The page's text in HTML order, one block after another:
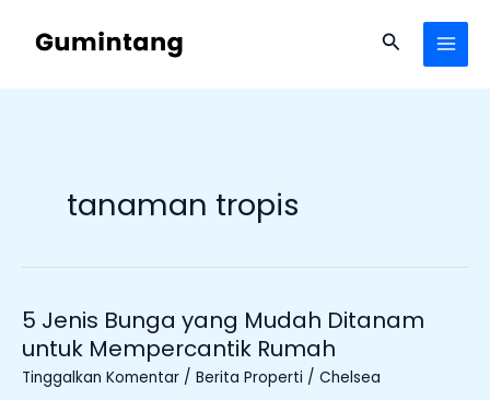
konten
Cari
tanaman tropis
5 Jenis Bunga yang Mudah Ditanam
untuk Mempercantik Rumah
Tinggalkan Komentar / Berita Properti / Chelsea
5
Jenis
yang